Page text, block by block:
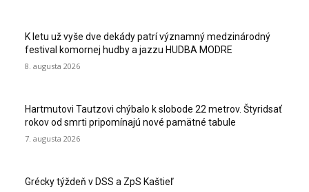
K letu už vyše dve dekády patrí významný medzinárodný
festival komornej hudby a jazzu HUDBA MODRE
8. augusta 2026
Hartmutovi Tautzovi chýbalo k slobode 22 metrov. Štyridsať
rokov od smrti pripomínajú nové pamätné tabule
7. augusta 2026
Grécky týždeň v DSS a ZpS Kaštieľ